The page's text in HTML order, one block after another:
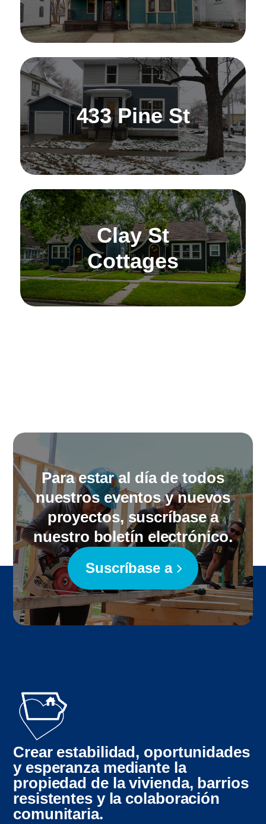
433 Pine St
Clay St
Cottages
Para estar al día de todos
nuestros eventos y nuevos
proyectos, suscríbase a
nuestro boletín electrónico.
Suscríbase a
Crear estabilidad, oportunidades
y esperanza mediante la
propiedad de la vivienda, barrios
resistentes y la colaboración
comunitaria.